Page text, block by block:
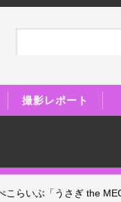
撮影レポート
こらいぶ「うさぎ the